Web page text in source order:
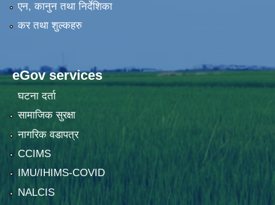
एन, कानुन तथा निर्देशिका
कर तथा शुल्कहरु
eGov services
घटना दर्ता
सामाजिक सुरक्षा
नागरिक वडापत्र
CCIMS
IMU/IHIMS-COVID
NALCIS